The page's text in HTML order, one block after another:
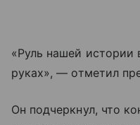
«Руль нашей истории
руках», — отметил
Он подчеркнул, что